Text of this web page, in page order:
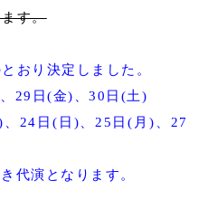
す。
おり決定しました。
29日(金)、30日(土)
24日(日)、25日(月)、27
代演となります。